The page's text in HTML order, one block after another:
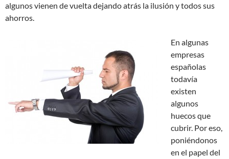
algunos vienen de vuelta dejando atrás la ilusión y todos sus
ahorros.
En algunas
empresas
españolas
todavía
existen
algunos
huecos que
cubrir. Por eso,
poniéndonos
en el papel del